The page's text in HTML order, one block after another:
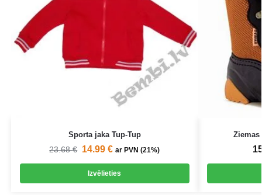
Sporta jaka Tup-Tup
23.68€ 14.99€ ar PVN (21%)
Izvēlieties
Ziemas